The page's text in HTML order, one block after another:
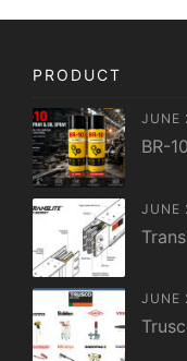
PRODUCT
JUNE
BR-
JUNE
JUNE